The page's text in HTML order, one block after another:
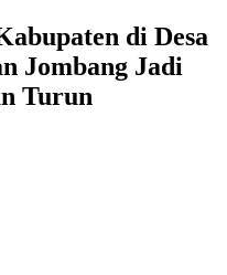
di Desa
Jombang Jadi
Turun